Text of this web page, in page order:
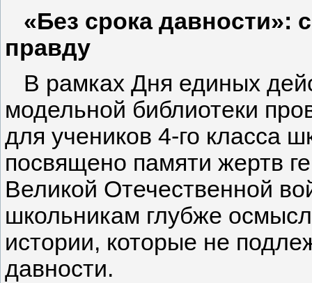
«Без срока давности»:
правду
В рамках Дня единых
модельной библиотеки
для учеников 4-го
посвящено памяти жертв
Великой Отечественной
школьникам глубже
истории, которые не
давности.